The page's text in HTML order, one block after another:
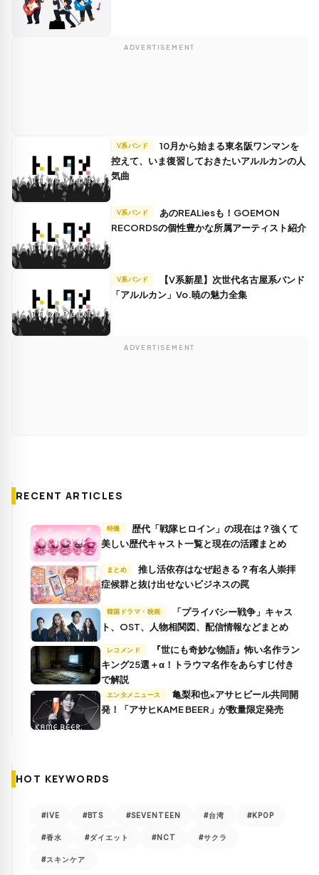
ADVERTISEMENT
V系バンド
10月から始まる東名阪ワンマンを
控えて、いま復習しておきたいアルルカンの人
気曲
V系バンド
RECORDSの個性豊かな所属アーティスト紹介
V系バンド
「アルルカン」Vo.暁の魅力全集
ADVERTISEMENT
RECENT ARTICLES
特撮
美しい歴代キャスト一覧と現在の活躍まとめ
まとめ
推し活依存はなぜ起きる？有名人崇拝
症候群と抜け出せないビジネスの罠
韓国ドラマ・映画
ト、OST、人物相関図、配信情報などまとめ
レコメンド
キング25選＋α！トラウマ名作をあらすじ付き
で解説
エンタメニュース
発！「アサヒKAME BEER」が数量限定発売
HOT KEYWORDS
#IVE #BTS #SEVENTEEN #台湾 #KPOP
#香水 #ダイエット #NCT #サクラ
#スキンケア